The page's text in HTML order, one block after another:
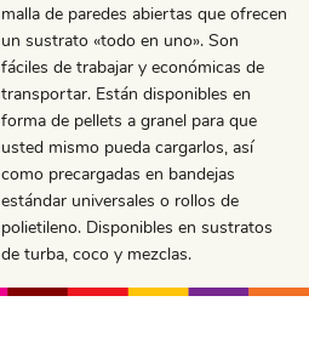
malla de paredes abiertas que ofrecen
un sustrato «todo en uno». Son
fáciles de trabajar y económicas de
transportar. Están disponibles en
forma de pellets a granel para que
usted mismo pueda cargarlos, así
como precargadas en bandejas
estándar universales o rollos de
polietileno. Disponibles en sustratos
de turba, coco y mezclas.